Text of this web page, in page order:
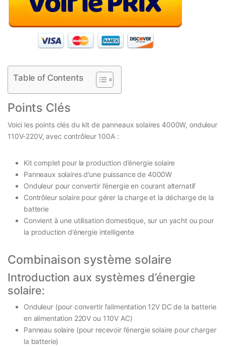
Table of Contents
Points Clés
Voici les points clés du kit de panneaux solaires 4000W, onduleur
110V-220V, avec contrôleur 100A :
Kit complet pour la production d’énergie solaire
Panneaux solaires d’une puissance de 4000W
Onduleur pour convertir l’énergie en courant alternatif
Contrôleur solaire pour gérer la charge et la décharge de la
batterie
Convient à une utilisation domestique, sur un yacht ou pour
la production d’énergie intelligente
Combinaison système solaire
Introduction aux systèmes d’énergie
solaire:
Onduleur (pour convertir l’alimentation 12V DC de la batterie
en alimentation 220V ou 110V AC)
Panneau solaire (pour recevoir l’énergie solaire pour charger
la batterie)